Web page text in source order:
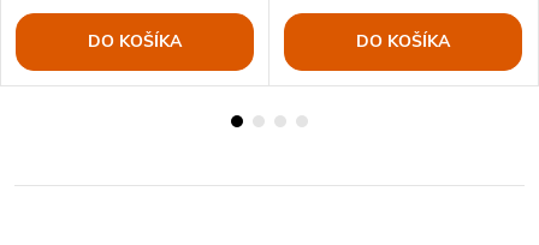
DO KOŠÍKA DO KOŠÍKA